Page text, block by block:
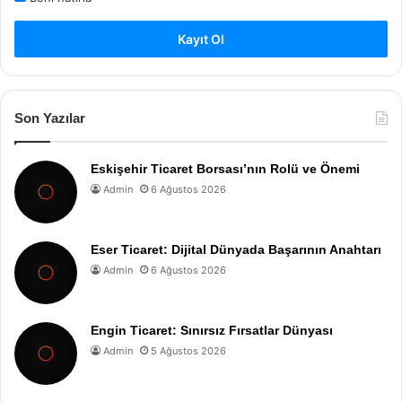
Kayıt Ol
Son Yazılar
Eskişehir Ticaret Borsası’nın Rolü ve Önemi
Admin 6 Ağustos 2026
Eser Ticaret: Dijital Dünyada Başarının Anahtarı
Admin 6 Ağustos 2026
Engin Ticaret: Sınırsız Fırsatlar Dünyası
Admin 5 Ağustos 2026